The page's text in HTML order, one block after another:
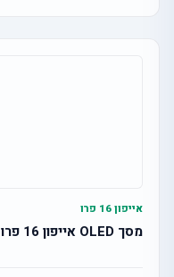
אייפון 16 פרו
מסך OLED אייפון 16 פרו